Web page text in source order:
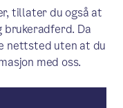
steder i
til å sette ut
tillater du også at
brukeradferd. Da
nettsted uten at du
med oss.